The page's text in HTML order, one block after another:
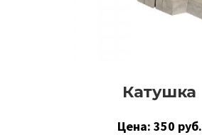
Катушка
Цена: 350 руб.